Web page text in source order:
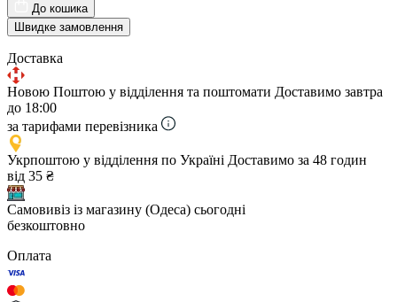
До кошика
Швидке замовлення
Доставка
Новою Поштою у відділення та поштомати Доставимо завтра
до 18:00
за тарифами перевізника
Укрпоштою у відділення по Україні Доставимо за 48 годин
від 35 ₴
Самовивіз із магазину (Одеса) сьогодні
безкоштовно
Оплата